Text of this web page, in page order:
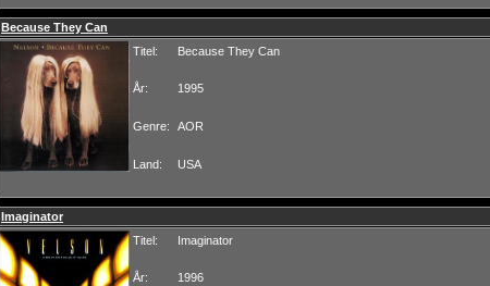
Because They Can
Titel:
Because They Can
År: 1995
Genre: AOR
Land: USA
Imaginator
Titel:
Imaginator
År: 1996